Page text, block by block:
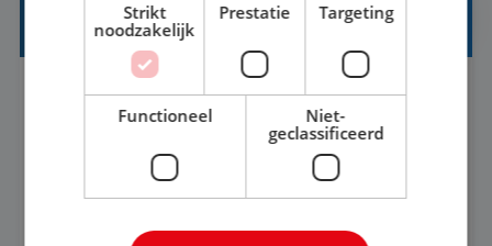
HEAD OF SOCIAL STRATEGY
Flexible Baan
We're looking for a strategic leader to define and
own TUI's global social strategy across organic,
influencer and paid channels – creating a single
Strikt
noodzakelijk
Prestatie Targeting
Functioneel
Niet-
geclassificeerd